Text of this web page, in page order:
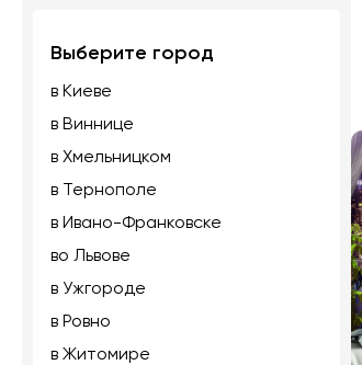
Выберите город
в Киеве
в Виннице
в Хмельницком
в Тернополе
в Ивано-Франковске
во Львове
в Ужгороде
в Ровно
в Житомире